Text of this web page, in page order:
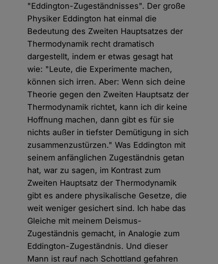
"Eddington-Zugeständnisses". Der große
Physiker Eddington hat einmal die
Bedeutung des Zweiten Hauptsatzes der
Thermodynamik recht dramatisch
dargestellt, indem er etwas gesagt hat
wie: "Leute, die Experimente machen,
können sich irren. Aber: Wenn sich deine
Theorie gegen den Zweiten Hauptsatz der
Thermodynamik richtet, kann ich dir keine
Hoffnung machen, dann gibt es für sie
nichts außer in tiefster Demütigung in sich
zusammenzustürzen." Was Eddington mit
seinem anfänglichen Zugeständnis getan
hat, war zu sagen, im Kontrast zum
Zweiten Hauptsatz der Thermodynamik
gibt es andere physikalische Gesetze, die
weit weniger gesichert sind. Ich habe das
Gleiche mit meinem Deismus-
Zugeständnis gemacht, in Analogie zum
Eddington-Zugeständnis. Und dieser
Mann ist rauf nach Schottland gefahren